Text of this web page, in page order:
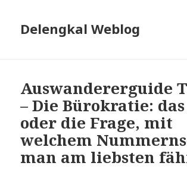
Delengkal Weblog
Auswandererguide
– Die Bürokratie:
oder die Frage, mit
welchem
man am liebsten